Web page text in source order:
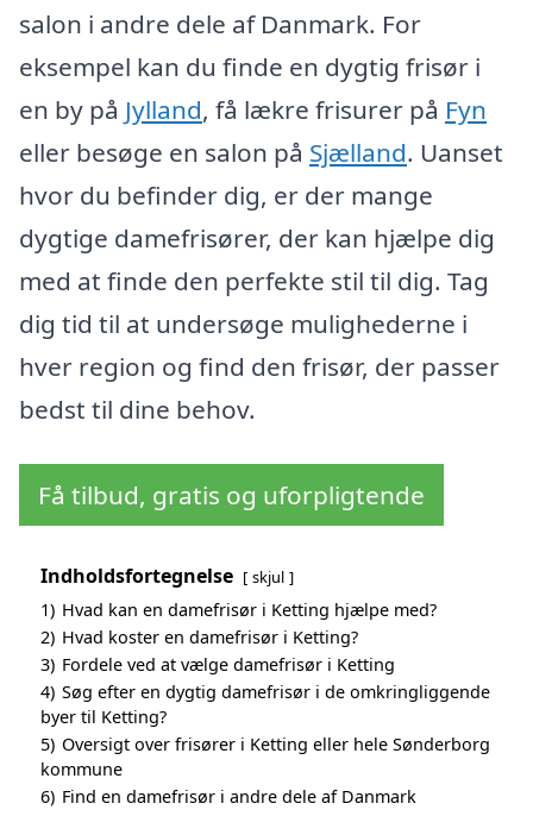
salon i andre dele af Danmark. For
eksempel kan du finde en dygtig frisør i
en by på Jylland, få lækre frisurer på Fyn
eller besøge en salon på Sjælland. Uanset
hvor du befinder dig, er der mange
dygtige damefrisører, der kan hjælpe dig
med at finde den perfekte stil til dig. Tag
dig tid til at undersøge mulighederne i
hver region og find den frisør, der passer
bedst til dine behov.
Få tilbud, gratis og uforpligtende
Indholdsfortegnelse skjul
1) Hvad kan en damefrisør i Ketting hjælpe med?
2) Hvad koster en damefrisør i Ketting?
3) Fordele ved at vælge damefrisør i Ketting
4) Søg efter en dygtig damefrisør i de omkringliggende
byer til Ketting?
5) Oversigt over frisører i Ketting eller hele Sønderborg
kommune
6) Find en damefrisør i andre dele af Danmark